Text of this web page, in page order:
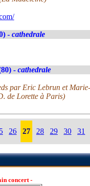
- cathedrale
- cathedrale
par Eric Lebrun et
de Lorette à Paris)
26 27 28 29 30 31
concert -